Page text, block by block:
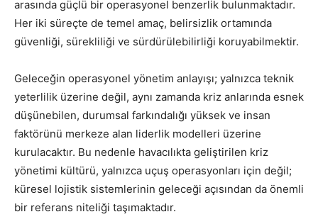
arasında güçlü bir operasyonel benzerlik bulunmaktadır.
Her iki süreçte de temel amaç, belirsizlik ortamında
güvenliği, sürekliliği ve sürdürülebilirliği koruyabilmektir.
Geleceğin operasyonel yönetim anlayışı; yalnızca teknik
yeterlilik üzerine değil, aynı zamanda kriz anlarında esnek
düşünebilen, durumsal farkındalığı yüksek ve insan
faktörünü merkeze alan liderlik modelleri üzerine
kurulacaktır. Bu nedenle havacılıkta geliştirilen kriz
yönetimi kültürü, yalnızca uçuş operasyonları için değil;
küresel lojistik sistemlerinin geleceği açısından da önemli
bir referans niteliği taşımaktadır.